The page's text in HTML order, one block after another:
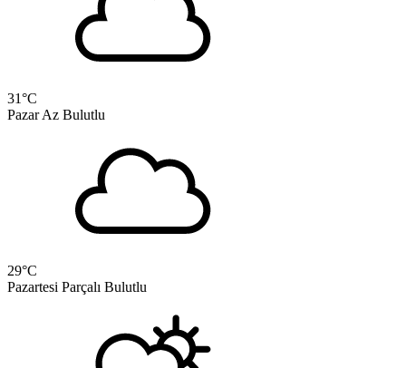
31°C
Pazar Az Bulutlu
29°C
Pazartesi Parçalı Bulutlu